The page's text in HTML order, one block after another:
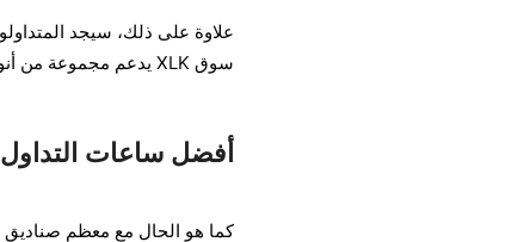
علاوة على ذلك، سيجد
سوق XLK يدعم مجموعة من أنواع الطلبات دون حركة كبيرة في الأسعار.
أفضل ساعات